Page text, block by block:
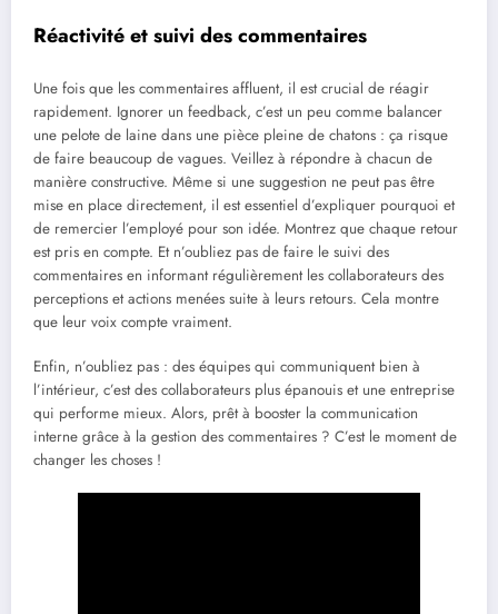
Réactivité et suivi des commentaires
Une fois que les commentaires affluent, il est crucial de réagir
rapidement. Ignorer un feedback, c’est un peu comme balancer
une pelote de laine dans une pièce pleine de chatons : ça risque
de faire beaucoup de vagues. Veillez à répondre à chacun de
manière constructive. Même si une suggestion ne peut pas être
mise en place directement, il est essentiel d’expliquer pourquoi et
de remercier l’employé pour son idée. Montrez que chaque retour
est pris en compte. Et n’oubliez pas de faire le suivi des
commentaires en informant régulièrement les collaborateurs des
perceptions et actions menées suite à leurs retours. Cela montre
que leur voix compte vraiment.
Enfin, n’oubliez pas : des équipes qui communiquent bien à
l’intérieur, c’est des collaborateurs plus épanouis et une entreprise
qui performe mieux. Alors, prêt à booster la communication
interne grâce à la gestion des commentaires ? C’est le moment de
changer les choses !